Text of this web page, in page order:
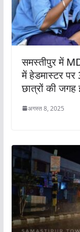
समस्तीपुर में
में हेडमास्टर पर
छात्रों की जगह
अगस्त 8, 2025